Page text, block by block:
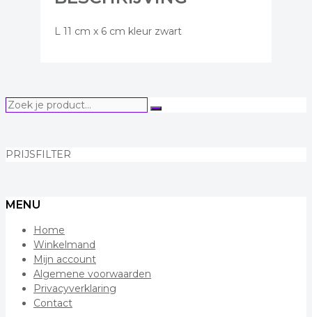
aantal
L 11 cm x 6 cm kleur zwart
Zoek
Zoeken
PRIJSFILTER
MENU
Home
Winkelmand
Mijn account
Algemene voorwaarden
Privacyverklaring
Contact